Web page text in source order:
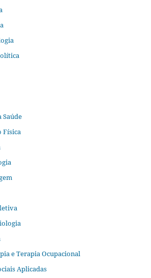
Saúde
Física
e Terapia Ocupacional
Aplicadas